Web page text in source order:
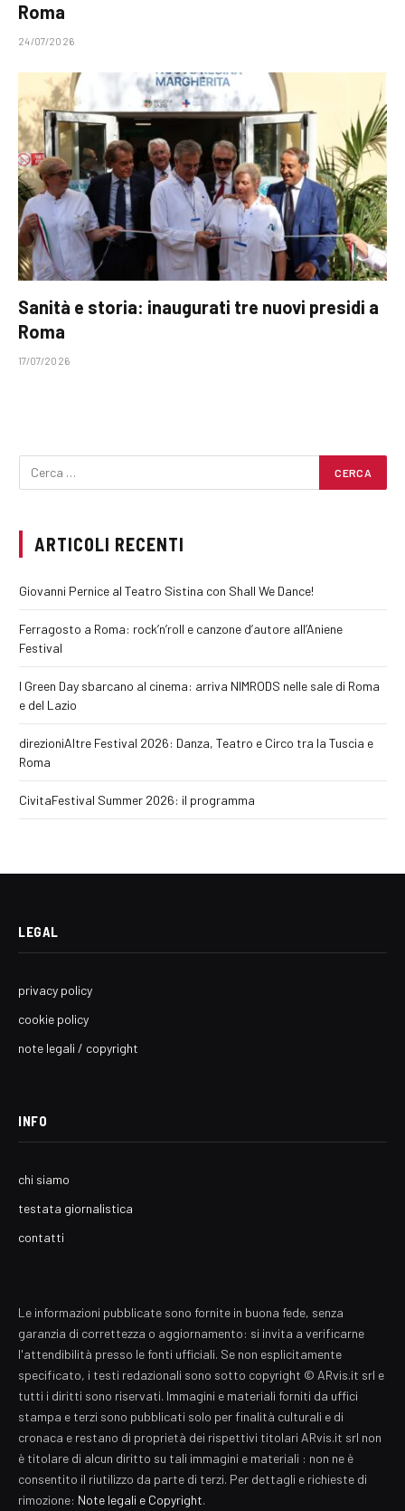
Roma
24/07/2026
Sanità e storia: inaugurati tre nuovi presidi a
Roma
17/07/2026
ARTICOLI RECENTI
Giovanni Pernice al Teatro Sistina con Shall We Dance!
Ferragosto a Roma: rock’n’roll e canzone d’autore all’Aniene
Festival
I Green Day sbarcano al cinema: arriva NIMRODS nelle sale di Roma
e del Lazio
direzioniAltre Festival 2026: Danza, Teatro e Circo tra la Tuscia e
Roma
CivitaFestival Summer 2026: il programma
LEGAL
privacy policy
cookie policy
note legali / copyright
INFO
chi siamo
testata giornalistica
contatti
Le informazioni pubblicate sono fornite in buona fede, senza
garanzia di correttezza o aggiornamento: si invita a verificarne
l'attendibilità presso le fonti ufficiali. Se non esplicitamente
specificato, i testi redazionali sono sotto copyright © ARvis.it srl e
tutti i diritti sono riservati. Immagini e materiali forniti da uffici
stampa e terzi sono pubblicati solo per finalità culturali e di
cronaca e restano di proprietà dei rispettivi titolari ARvis.it srl non
è titolare di alcun diritto su tali immagini e materiali : non ne è
consentito il riutilizzo da parte di terzi. Per dettagli e richieste di
rimozione: Note legali e Copyright.